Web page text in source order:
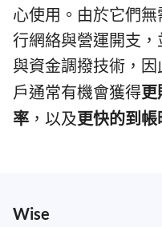
心使用。由於它們
行網絡與營運開支
與資金調撥技術，
戶通常有機會獲得更
率 ，以及更快的到帳
Wise